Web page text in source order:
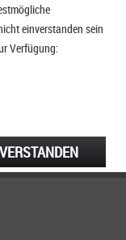
einverstanden sein
Verfügung: